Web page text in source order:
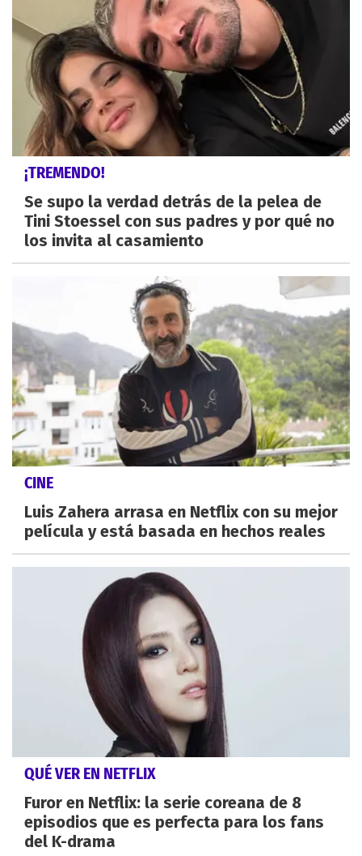
¡TREMENDO!
Se supo la verdad detrás de la pelea de
Tini Stoessel con sus padres y por qué no
los invita al casamiento
CINE
Luis Zahera arrasa en Netflix con su mejor
película y está basada en hechos reales
QUÉ VER EN NETFLIX
Furor en Netflix: la serie coreana de 8
episodios que es perfecta para los fans
del K-drama